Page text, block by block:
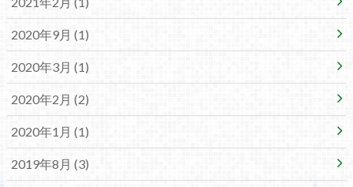
2020年9月 (1)
2020年3月 (1)
2020年2月 (2)
2020年1月 (1)
2019年8月 (3)